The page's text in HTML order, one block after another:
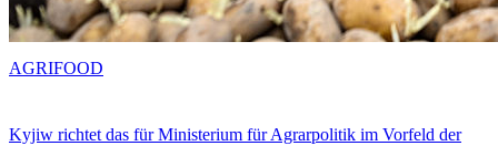
Kyjiw richtet das für Ministerium für Agrarpolitik im Vorfeld der
AGRIFOOD